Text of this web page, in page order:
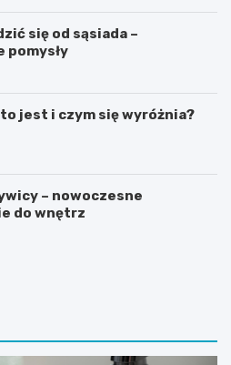
się od sąsiada –
pomysły
jest i czym się wyróżnia?
– nowoczesne
do wnętrz